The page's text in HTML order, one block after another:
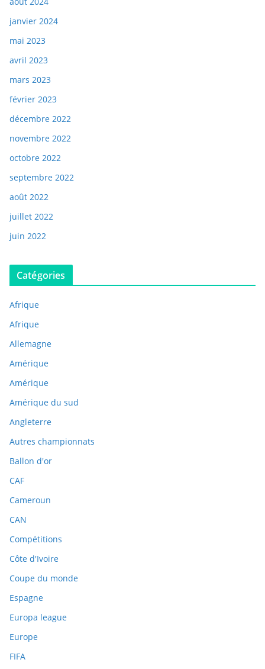
janvier 2024
mai 2023
avril 2023
mars 2023
février 2023
décembre 2022
novembre 2022
octobre 2022
septembre 2022
août 2022
juillet 2022
juin 2022
Catégories
Afrique
Afrique
Allemagne
Amérique
Amérique
Amérique du sud
Angleterre
Autres championnats
Ballon d'or
CAF
Cameroun
CAN
Compétitions
Côte d'Ivoire
Coupe du monde
Espagne
Europa league
Europe
FIFA